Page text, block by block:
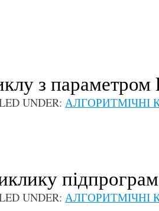
з параметром
UNDER: АЛГОРИТМІЧНІ
UNDER: АЛГОРИТМІЧНІ